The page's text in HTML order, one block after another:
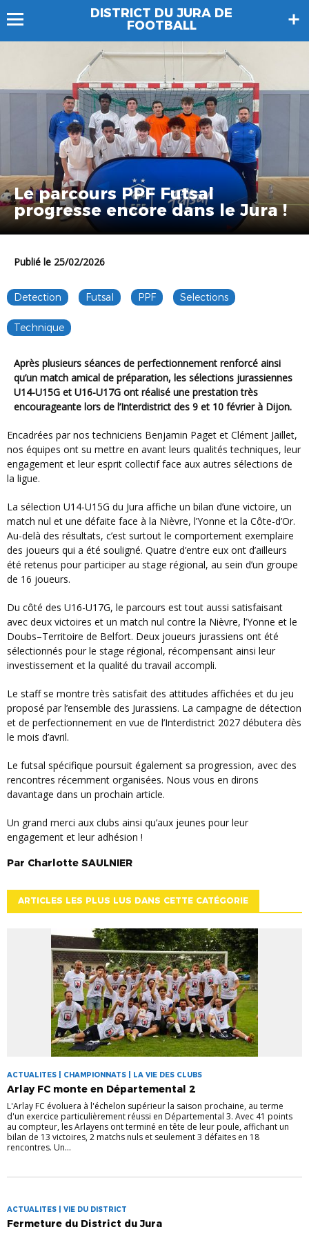
DISTRICT DU JURA DE
FOOTBALL
Le parcours PPF Futsal
progresse encore dans le Jura !
Publié le 25/02/2026
Detection Futsal PPF Selections
Technique
Après plusieurs séances de perfectionnement renforcé ainsi
qu’un match amical de préparation, les sélections jurassiennes
U14-U15G et U16-U17G ont réalisé une prestation très
encourageante lors de l’Interdistrict des 9 et 10 février à Dijon.
Encadrées par nos techniciens Benjamin Paget et Clément Jaillet,
nos équipes ont su mettre en avant leurs qualités techniques, leur
engagement et leur esprit collectif face aux autres sélections de
la ligue.
La sélection U14-U15G du Jura affiche un bilan d’une victoire, un
match nul et une défaite face à la Nièvre, l’Yonne et la Côte-d’Or.
Au-delà des résultats, c’est surtout le comportement exemplaire
des joueurs qui a été souligné. Quatre d’entre eux ont d’ailleurs
été retenus pour participer au stage régional, au sein d’un groupe
de 16 joueurs.
Du côté des U16-U17G, le parcours est tout aussi satisfaisant
avec deux victoires et un match nul contre la Nièvre, l’Yonne et le
Doubs–Territoire de Belfort. Deux joueurs jurassiens ont été
sélectionnés pour le stage régional, récompensant ainsi leur
investissement et la qualité du travail accompli.
Le staff se montre très satisfait des attitudes affichées et du jeu
proposé par l’ensemble des Jurassiens. La campagne de détection
et de perfectionnement en vue de l’Interdistrict 2027 débutera dès
le mois d’avril.
Le futsal spécifique poursuit également sa progression, avec des
rencontres récemment organisées. Nous vous en dirons
davantage dans un prochain article.
Un grand merci aux clubs ainsi qu’aux jeunes pour leur
engagement et leur adhésion !
Par Charlotte SAULNIER
ARTICLES LES PLUS LUS DANS CETTE CATÉGORIE
ACTUALITES | CHAMPIONNATS | LA VIE DES CLUBS
Arlay FC monte en Départemental 2
L'Arlay FC évoluera à l'échelon supérieur la saison prochaine, au terme
d'un exercice particulièrement réussi en Départemental 3. Avec 41 points
au compteur, les Arlayens ont terminé en tête de leur poule, affichant un
bilan de 13 victoires, 2 matchs nuls et seulement 3 défaites en 18
rencontres. Un...
ACTUALITES | VIE DU DISTRICT
Fermeture du District du Jura